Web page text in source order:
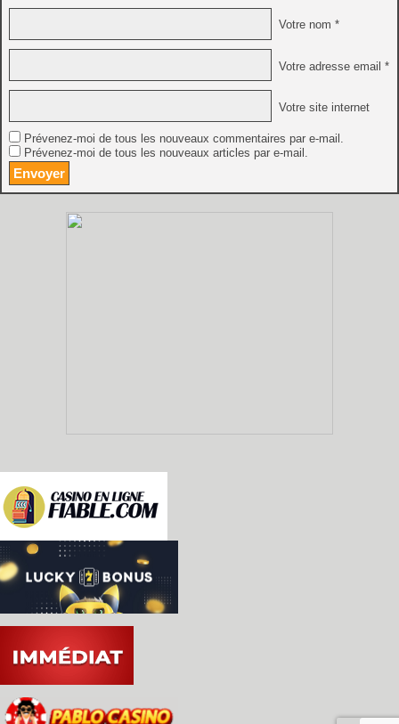
Votre nom *
Votre adresse email *
Votre site internet
Prévenez-moi de tous les nouveaux commentaires par e-mail.
Prévenez-moi de tous les nouveaux articles par e-mail.